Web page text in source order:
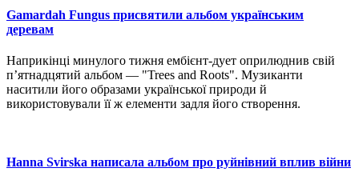
Gamardah Fungus присвятили альбом українським
деревам
Наприкінці минулого тижня ембієнт-дует оприлюднив свій
пʼятнадцятий альбом — "Trees and Roots". Музиканти
наситили його образами української природи й
використовували її ж елементи задля його створення.
Hanna Svirska написала альбом про руйнівний вплив війни